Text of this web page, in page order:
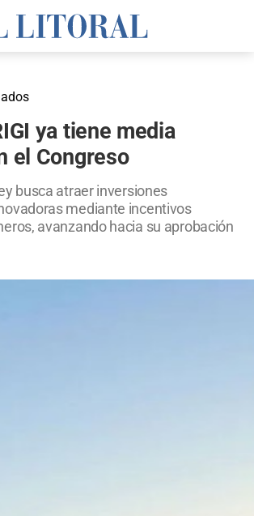
ya tiene media
el Congreso
busca atraer inversiones
mediante incentivos
avanzando hacia su aprobación